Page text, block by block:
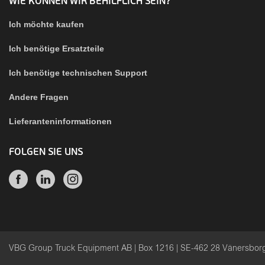
Ich möchte kaufen
Ich benötige Ersatzteile
Ich benötige technischen Support
Andere Fragen
Lieferanteninformationen
FOLGEN SIE UNS
VBG Group Truck Equipment AB | Box 1216 | SE-462 28